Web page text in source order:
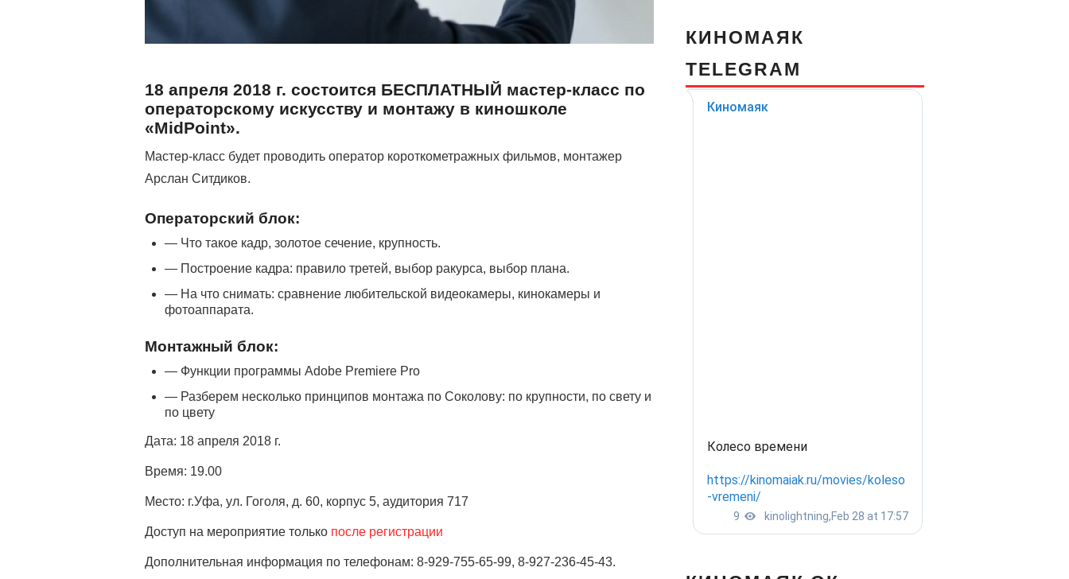
18 апреля 2018 г. состоится БЕСПЛАТНЫЙ мастер-класс по
операторскому искусству и монтажу в киношколе
«MidPoint».
Мастер-класс будет проводить оператор короткометражных фильмов, монтажер
Арслан Ситдиков.
Операторский блок:
— Что такое кадр, золотое сечение, крупность.
— Построение кадра: правило третей, выбор ракурса, выбор плана.
— На что снимать: сравнение любительской видеокамеры, кинокамеры и
фотоаппарата.
Монтажный блок:
— Функции программы Adobe Premiere Pro
— Разберем несколько принципов монтажа по Соколову: по крупности, по свету и
по цвету
Дата: 18 апреля 2018 г.
Время: 19.00
Место: г.Уфа, ул. Гоголя, д. 60, корпус 5, аудитория 717
Доступ на мероприятие только после регистрации
Дополнительная информация по телефонам: 8-929-755-65-99, 8-927-236-45-43.
КИНОМАЯК
TELEGRAM